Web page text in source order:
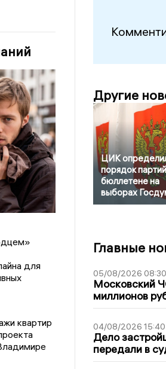
для
квартир
Другие
ЦИК
порядок
бюллетене на
выборах
Главные
05/08/2026 08:30
Московский
миллионов
04/08/2026 15:40
Дело
передали в